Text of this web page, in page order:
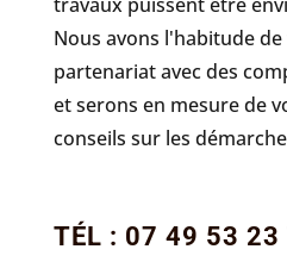
Nous avons l'habitude
partenariat avec des
et serons en mesure de
conseils sur les
TÉL : 07 49 53 23